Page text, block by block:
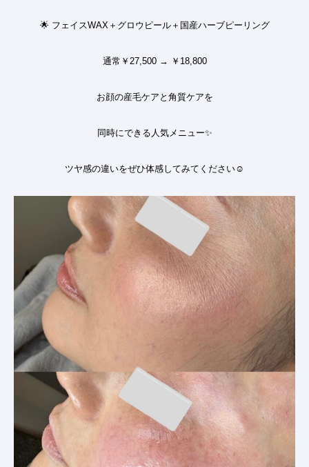
🌟フェイスWAX＋グロウピール＋国産ハーブピーリング
通常￥27,500 → ￥18,800
お顔の産毛ケアと角質ケアを
同時にできる人気メニュー✨
ツヤ感の違いをぜひ体感してみてください☺️